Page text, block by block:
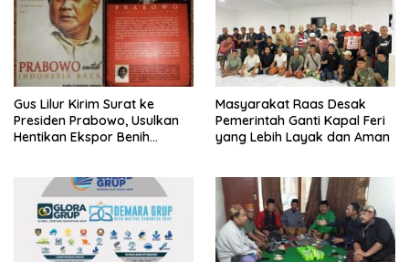
Gus Lilur Kirim Surat ke
Presiden Prabowo, Usulkan
Hentikan Ekspor Benih
Masyarakat Raas Desak
Pemerintah Ganti Kapal Feri
yang Lebih Layak dan Aman